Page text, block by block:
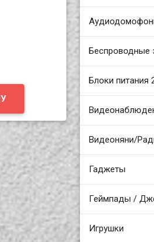
Беспроводные
Блоки питания
Видеоняни/
Гаджеты
Геймпады /
Игрушки